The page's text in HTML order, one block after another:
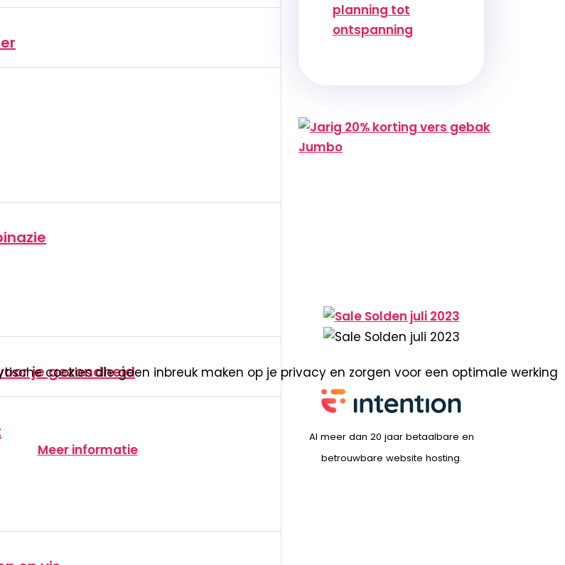
je gezondheid
planning tot
ontspanning
Al meer dan 20 jaar betaalbare en
betrouwbare website hosting.
cookies die geen inbreuk maken op je privacy en zorgen voor een optimale werking
Meer informatie